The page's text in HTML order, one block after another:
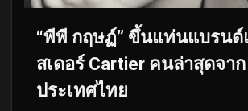
“พีพี กฤษฏ์” ขึ้นแท่นแบรน
สเดอร์ Cartier คนล่าสุดจาก
ประเทศไทย